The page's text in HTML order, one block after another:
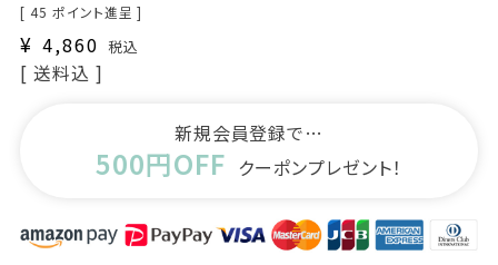
[ 45 ポイント進呈 ]
¥ 4,860 税込
送料込
新規会員登録で…
500円OFF クーポンプレゼント！